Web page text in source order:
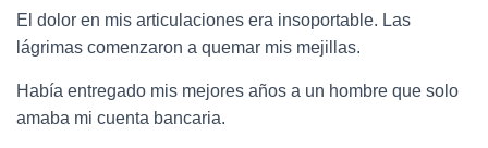
El dolor en mis articulaciones era insoportable. Las
lágrimas comenzaron a quemar mis mejillas.
Había entregado mis mejores años a un hombre que solo
amaba mi cuenta bancaria.